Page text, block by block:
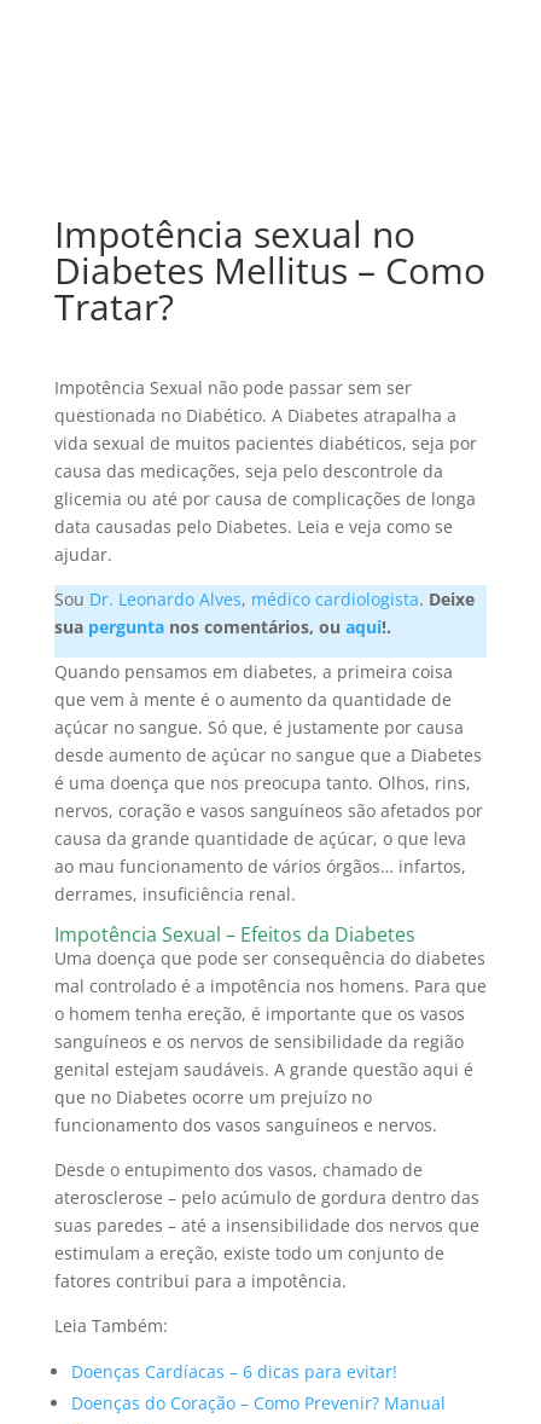
Impotência sexual no
Diabetes Mellitus – Como
Tratar?
Impotência Sexual não pode passar sem ser
questionada no Diabético. A Diabetes atrapalha a
vida sexual de muitos pacientes diabéticos, seja por
causa das medicações, seja pelo descontrole da
glicemia ou até por causa de complicações de longa
data causadas pelo Diabetes. Leia e veja como se
ajudar.
Sou Dr. Leonardo Alves, médico cardiologista. Deixe
sua perguntanos comentários, ou aqui!.
Quando pensamos em diabetes, a primeira coisa
que vem à mente é o aumento da quantidade de
açúcar no sangue. Só que, é justamente por causa
desde aumento de açúcar no sangue que a Diabetes
é uma doença que nos preocupa tanto. Olhos, rins,
nervos, coração e vasos sanguíneos são afetados por
causa da grande quantidade de açúcar, o que leva
ao mau funcionamento de vários órgãos… infartos,
derrames, insuficiência renal.
Impotência Sexual – Efeitos da Diabetes
Uma doença que pode ser consequência do diabetes
mal controlado é a impotência nos homens. Para que
o homem tenha ereção, é importante que os vasos
sanguíneos e os nervos de sensibilidade da região
genital estejam saudáveis. A grande questão aqui é
que no Diabetes ocorre um prejuízo no
funcionamento dos vasos sanguíneos e nervos.
Desde o entupimento dos vasos, chamado de
aterosclerose – pelo acúmulo de gordura dentro das
suas paredes – até a insensibilidade dos nervos que
estimulam a ereção, existe todo um conjunto de
fatores contribui para a impotência.
Leia Também:
Doenças Cardíacas – 6 dicas para evitar!
Doenças do Coração – Como Prevenir? Manual